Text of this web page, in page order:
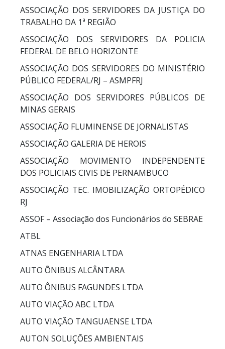
ASSOCIAÇÃO DOS SERVIDORES DA JUSTIÇA DO
TRABALHO DA 1ª REGIÃO
ASSOCIAÇÃO DOS SERVIDORES DA POLICIA
FEDERAL DE BELO HORIZONTE
ASSOCIAÇÃO DOS SERVIDORES DO MINISTÉRIO
PÚBLICO FEDERAL/RJ – ASMPFRJ
ASSOCIAÇÃO DOS SERVIDORES PÚBLICOS DE
MINAS GERAIS
ASSOCIAÇÃO FLUMINENSE DE JORNALISTAS
ASSOCIAÇÃO GALERIA DE HEROIS
ASSOCIAÇÃO MOVIMENTO INDEPENDENTE
DOS POLICIAIS CIVIS DE PERNAMBUCO
ASSOCIAÇÃO TEC. IMOBILIZAÇÃO ORTOPÉDICO
RJ
ASSOF – Associação dos Funcionários do SEBRAE
ATBL
ATNAS ENGENHARIA LTDA
AUTO ÕNIBUS ALCÂNTARA
AUTO ÔNIBUS FAGUNDES LTDA
AUTO VIAÇÃO ABC LTDA
AUTO VIAÇÃO TANGUAENSE LTDA
AUTON SOLUÇÕES AMBIENTAIS